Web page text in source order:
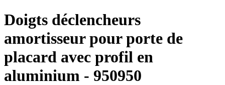
Doigts déclencheurs
amortisseur pour porte de
placard avec profil en
aluminium - 950950